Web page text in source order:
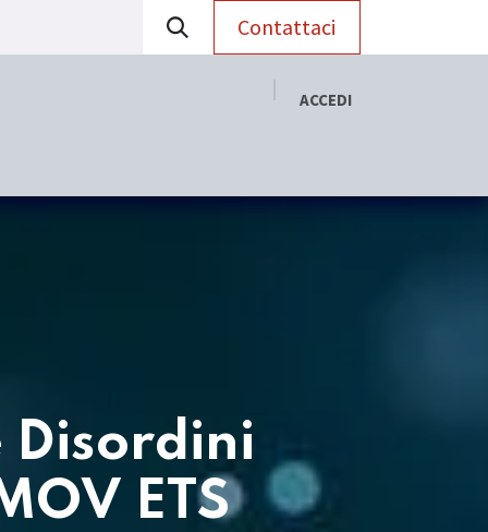
Contattaci
ACCEDI
Disordini
ETS